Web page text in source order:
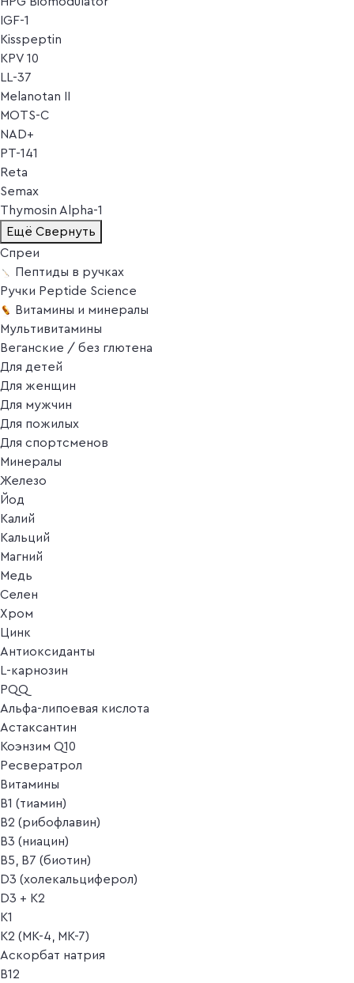
IGF-1
Kisspeptin
KPV 10
LL-37
Melanotan II
MOTS-C
NAD+
PT-141
Reta
Semax
Thymosin Alpha-1
Ещё Свернуть
Спреи
Пептиды в ручках
Ручки Peptide Science
Витамины и минералы
Мультивитамины
Веганские / без глютена
Для детей
Для женщин
Для мужчин
Для пожилых
Для спортсменов
Минералы
Железо
Йод
Калий
Кальций
Магний
Медь
Селен
Хром
Цинк
Антиоксиданты
L-карнозин
PQQ
Альфа-липоевая кислота
Астаксантин
Коэнзим Q10
Ресвератрол
Витамины
B1 (тиамин)
B2 (рибофлавин)
B3 (ниацин)
B5, B7 (биотин)
D3 (холекальциферол)
D3 + K2
K1
K2 (MK-4, MK-7)
Аскорбат натрия
В12